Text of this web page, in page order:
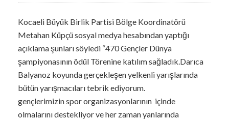
Kocaeli Büyük Birlik Partisi Bölge Koordinatörü
Metahan Küpçü sosyal medya hesabından yaptığı
açıklama şunları söyledi “470 Gençler Dünya
şampiyonasının ödül Törenine katılım sağladık.Darıca
Balyanoz koyunda gerçekleşen yelkenli yarışlarında
bütün yarışmacıları tebrik ediyorum.
gençlerimizin spor organizasyonlarının içinde
olmalarını destekliyor ve her zaman yanlarında